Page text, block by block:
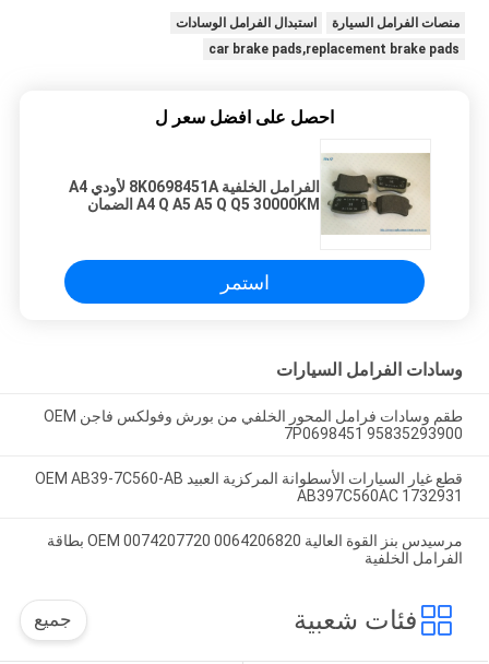
منصات الفرامل السيارة
استبدال الفرامل الوسادات
car brake pads,replacement brake pads
احصل على افضل سعر ل
الفرامل الخلفية 8K0698451A لأودي A4
A4 Q A5 A5 Q Q5 30000KM الضمان
استمر
وسادات الفرامل السيارات
طقم وسادات فرامل المحور الخلفي من بورش وفولكس فاجن OEM
7P0698451 95835293900
قطع غيار السيارات الأسطوانة المركزية العبيد OEM AB39-7C560-AB
AB397C560AC 1732931
مرسيدس بنز القوة العالية OEM 0074207720 0064206820 بطاقة
الفرامل الخلفية
فئات شعبية جميع